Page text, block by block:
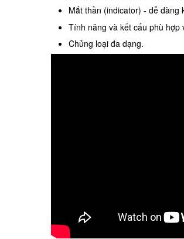
Mắt thần (indicator) - dễ dàng
Tính năng và kết cấu phù hợp
Chủng loại đa dạng.